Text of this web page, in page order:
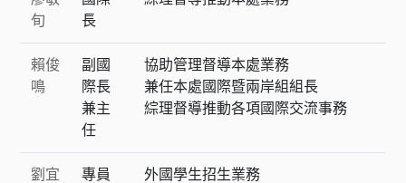
旬
長
賴俊
鳴
副國
際長
兼主
任
協助管理督導本處業務
兼任本處國際暨兩岸組組長
綜理督導推動各項國際交流事務
劉宜
專員
外國學生招生業務